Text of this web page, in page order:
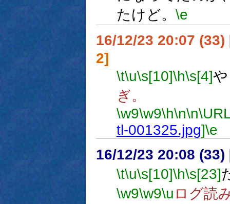
たけど。 \e
16/12/23 20:07 (33)
2]
\t\u\s[10]\h\s[4]
ぎ。
\w9\w9\h\n\n
tl-001325.jpg]\e
16/12/23 20:08 (33)
\t\u\s[10]\h\s[23]
\w9\w9\u ログ読